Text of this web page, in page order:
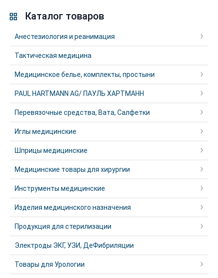
Каталог товаров
Анестезиология и реанимация
Тактическая медицина
Медицинское белье, комплекты, простыни
PAUL HARTMANN AG/ ПАУЛЬ ХАРТМАНН
Перевязочные средства, Вата, Салфетки
Иглы медицинские
Шприцы медицинские
Медицинские товары для хирургии
Инструменты медицинские
Изделия медицинского назначения
Продукция для стерилизации
Электроды ЭКГ, УЗИ, ДеФибриляции
Товары для Урологии